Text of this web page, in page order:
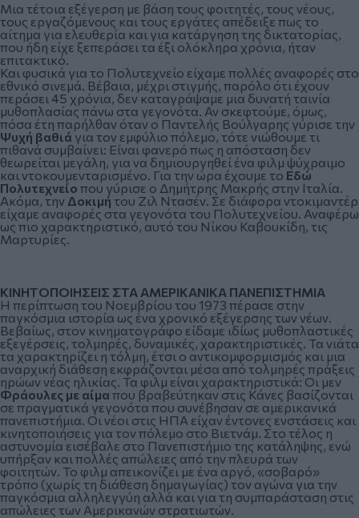
Μια τέτοια εξέγερση με βάση τους φοιτητές, τους νέους,
τους εργαζόμενους και τους εργάτες απέδειξε πως το
αίτημα για ελευθερία και για κατάργηση της δικτατορίας,
που ήδη είχε ξεπεράσει τα έξι ολόκληρα χρόνια, ήταν
επιτακτικό.
Και φυσικά για το Πολυτεχνείο είχαμε πολλές αναφορές στο
εθνικό σινεμά. Βέβαια, μέχρι στιγμής, παρόλο ότι έχουν
περάσει 45 χρόνια, δεν καταγράψαμε μια δυνατή ταινία
μυθοπλασίας πάνω στα γεγονότα. Αν σκεφτούμε, όμως,
πόσα έτη παρήλθαν όταν ο Παντελής Βούλγαρης γύρισε την
Ψυχή βαθιά για τον εμφύλιο πόλεμο, τότε νιώθουμε τι
πιθανά συμβαίνει: Είναι φανερό πως η απόσταση δεν
θεωρείται μεγάλη, για να δημιουργηθεί ένα φιλμ ψύχραιμο
και ντοκουμενταρισμένο. Για την ώρα έχουμε το Εδώ
Πολυτεχνείο που γύρισε ο Δημήτρης Μακρής στην Ιταλία.
Ακόμα, την Δοκιμή του Ζιλ Ντασέν. Σε διάφορα ντοκιμαντέρ
είχαμε αναφορές στα γεγονότα του Πολυτεχνείου. Αναφέρω
ως πιο χαρακτηριστικό, αυτό του Νίκου Καβουκίδη, τις
Μαρτυρίες.
ΚΙΝΗΤΟΠΟΙΗΣΕΙΣ ΣΤΑ ΑΜΕΡΙΚΑΝΙΚΑ ΠΑΝΕΠΙΣΤΗΜΙΑ
Η περίπτωση του Νοεμβρίου του 1973 πέρασε στην
παγκόσμια ιστορία ως ένα χρονικό εξέγερσης των νέων.
Βεβαίως, στον κινηματογράφο είδαμε ιδίως μυθοπλαστικές
εξεγέρσεις, τολμηρές, δυναμικές, χαρακτηριστικές. Τα νιάτα
τα χαρακτηρίζει η τόλμη, έτσι ο αντικομφορμισμός και μια
αναρχική διάθεση εκφράζονται μέσα από τολμηρές πράξεις
ηρώων νέας ηλικίας. Τα φιλμ είναι χαρακτηριστικά: Οι μεν
Φράουλες με αίμα που βραβεύτηκαν στις Κάνες βασίζονται
σε πραγματικά γεγονότα που συνέβησαν σε αμερικανικά
πανεπιστήμια. Οι νέοι στις ΗΠΑ είχαν έντονες ενστάσεις και
κινητοποιήσεις για τον πόλεμο στο Βιετνάμ. Στο τέλος η
αστυνομία εισέβαλε στο Πανεπιστήμιο της κατάληψης, ενώ
υπήρξαν και πολλές απώλειες από την πλευρά των
φοιτητών. Το φιλμ απεικονίζει με ένα αργό, «σοβαρό»
τρόπο (χωρίς τη διάθεση δημαγωγίας) τον αγώνα για την
παγκόσμια αλληλεγγύη αλλά και για τη συμπαράσταση στις
απώλειες των Αμερικανών στρατιωτών.